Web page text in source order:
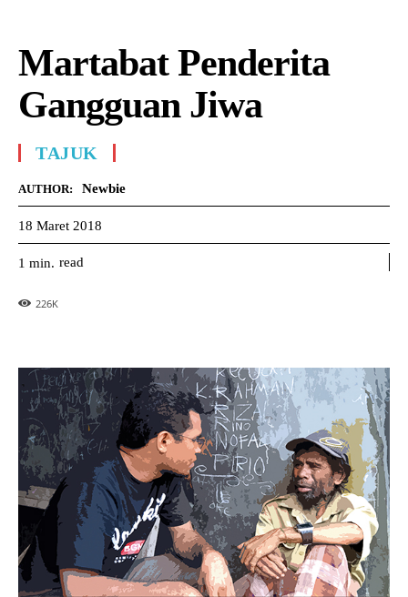
Martabat Penderita
Gangguan Jiwa
TAJUK
AUTHOR: Newbie
18 Maret 2018
1 min. read
226K